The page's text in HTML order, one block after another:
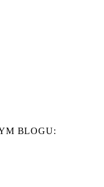
produktowych oraz B2B
zawsze są
z ustaleniami…
był na wysokim
BLOGU: